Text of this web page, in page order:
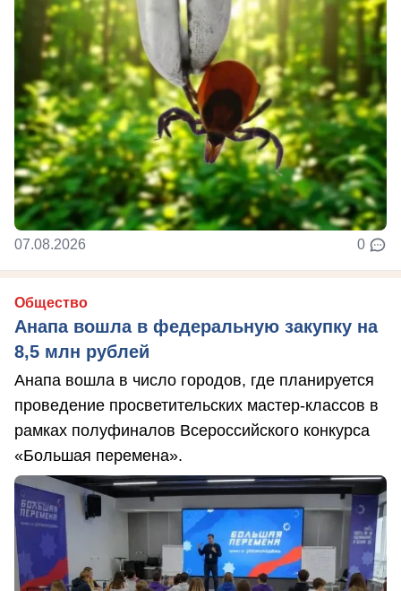
07.08.2026 0
Общество
Анапа вошла в федеральную закупку на
8,5 млн рублей
Анапа вошла в число городов, где планируется
проведение просветительских мастер-классов в
рамках полуфиналов Всероссийского конкурса
«Большая перемена».